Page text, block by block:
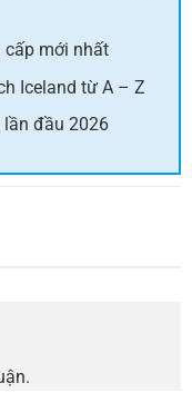
cấp mới nhất
Iceland từ A – Z
lần đầu 2026